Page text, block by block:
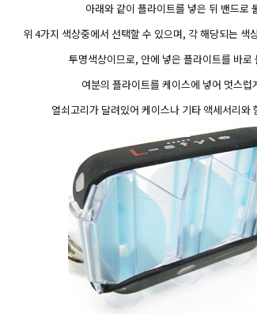
아래와 같이 플라이트를 넣은 뒤 밴드로
위 4가지 색상중에서 선택할 수 있으며, 각 해당되는 색
투명색상이므로, 안에 넣은 플라이트를 바로
여분의 플라이트를 케이스에 넣어 멋스럽
열쇠고리가 달려있어 케이스나 기타 액세서리와